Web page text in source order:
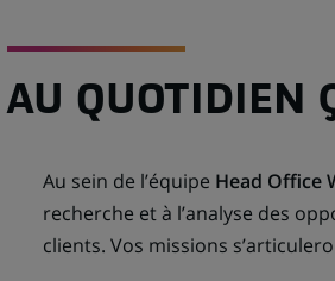
AU QUOTIDIEN
Au sein de l’équipe Head Office
recherche et à l’analyse des
clients. Vos missions